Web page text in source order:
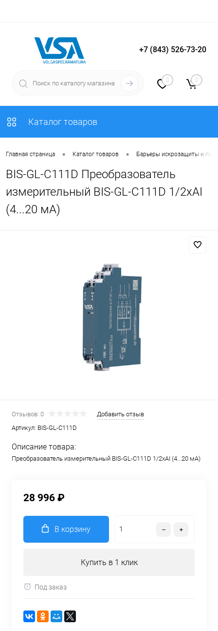
Вход Регистрация
+7 (843) 526-73-20
0 0
Каталог товаров
Главная страница • Каталог товаров • Барьеры искрозащиты и
BIS-GL-C111D Преобразователь
измерительный BIS-GL-C111D 1/2хAI
(4...20 мА)
Отзывов: 0
Добавить отзыв
Артикул: BIS-GL-C111D
Описание товара:
Преобразователь измерительный BIS-GL-C111D 1/2хAI (4...20 мА)
28 996 ₽
В корзину
Купить в 1 клик
Под заказ